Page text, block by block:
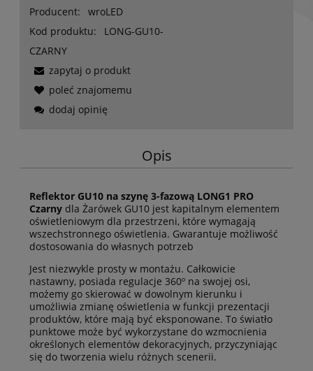
Producent:
wroLED
Kod produktu:
LONG-GU10-
CZARNY
zapytaj o produkt
poleć znajomemu
dodaj opinię
Opis
Reflektor GU10 na szynę 3-fazową LONG1 PRO
Czarny dla Żarówek GU10 jest kapitalnym elementem
oświetleniowym dla przestrzeni, które wymagają
wszechstronnego oświetlenia. Gwarantuje możliwość
dostosowania do własnych potrzeb
Jest niezwykle prosty w montażu. Całkowicie
nastawny, posiada regulacje 360º na swojej osi,
możemy go skierować w dowolnym kierunku i
umożliwia zmianę oświetlenia w funkcji prezentacji
produktów, które mają być eksponowane. To światło
punktowe może być wykorzystane do wzmocnienia
określonych elementów dekoracyjnych, przyczyniając
się do tworzenia wielu różnych scenerii.